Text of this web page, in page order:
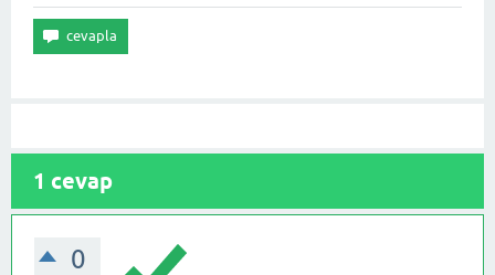
1 cevap
0